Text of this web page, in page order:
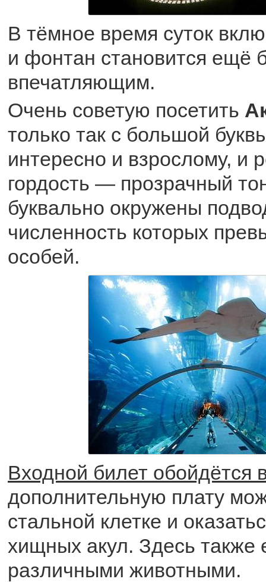
В тёмное время суток
и фонтан становится ещё
впечатляющим.
Очень советую посетить
только так с большой
интересно и взрослому, и
гордость — прозрачный
буквально окружены
численность которых
особей.
Входной билет обойдётся
дополнительную плату
стальной клетке и
хищных акул. Здесь также
различными животными.